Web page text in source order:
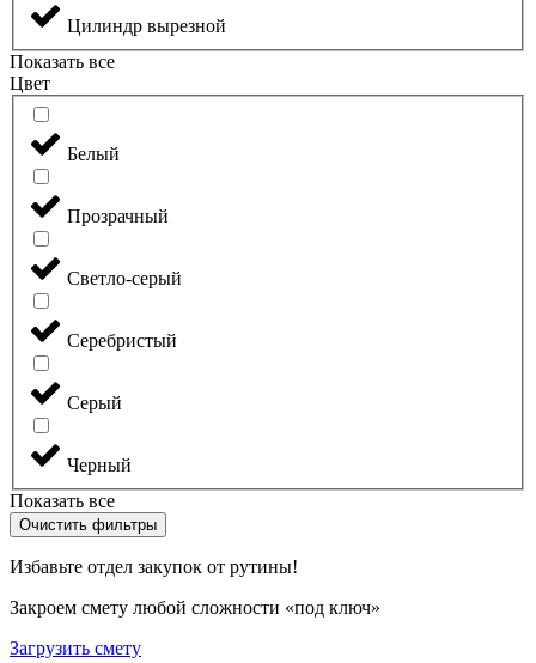
Цилиндр вырезной
Показать все
Цвет
Белый
Прозрачный
Светло-серый
Серебристый
Серый
Черный
Показать все
Очистить фильтры
Избавьте отдел закупок от рутины!
Закроем смету любой сложности «под ключ»
Загрузить смету